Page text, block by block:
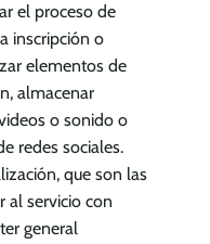
el proceso de
inscripción o
elementos de
almacenar
o sonido o
redes sociales.
que son las
al servicio con
general